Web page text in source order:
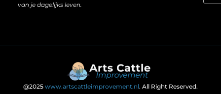
van je dagelijks leven.
@2025 www.artscattleimprovement.nl. All Right Reserved.